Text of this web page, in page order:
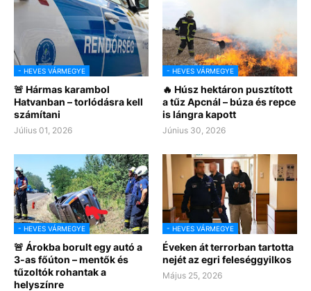
- HEVES VÁRMEGYE
🚨 Hármas karambol
Hatvanban – torlódásra kell
számítani
Július 01, 2026
- HEVES VÁRMEGYE
🔥 Húsz hektáron pusztított
a tűz Apcnál – búza és repce
is lángra kapott
Június 30, 2026
- HEVES VÁRMEGYE
🚨 Árokba borult egy autó a
3-as főúton – mentők és
tűzoltók rohantak a
helyszínre
- HEVES VÁRMEGYE
Éveken át terrorban tartotta
nejét az egri feleséggyilkos
Május 25, 2026